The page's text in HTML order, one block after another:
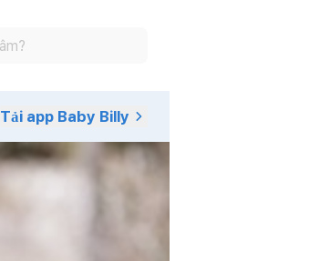
Tải app Baby Billy